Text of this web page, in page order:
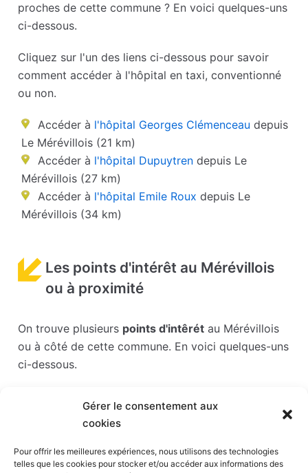
Gérer le consentement aux
cookies
Pour offrir les meilleures expériences, nous utilisons des technologies
telles que les cookies pour stocker et/ou accéder aux informations des
proches de cette commune ? En voici quelques-uns
ci-dessous.
Cliquez sur l'un des liens ci-dessous pour savoir
comment accéder à l'hôpital en taxi, conventionné
ou non.
Accéder à l'hôpital Georges Clémenceau depuis
Le Mérévillois (21 km)
Accéder à l'hôpital Dupuytren depuis Le
Mérévillois (27 km)
Accéder à l'hôpital Emile Roux depuis Le
Mérévillois (34 km)
Les points d'intérêt au Mérévillois
ou à proximité
On trouve plusieurs points d'intêrét au Mérévillois
ou à côté de cette commune. En voici quelques-uns
ci-dessous.
desservis en matière de transports. Si vous cliquez
sur l'un des liens ci-dessous, vous en saurez plus
sur l'accessibilité en taxi et la proximité des
stations de taxis du point d'intérêt en question.